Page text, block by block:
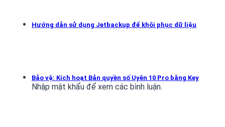
Hướng dẫn sử dụng Jetbackup để khôi phục dữ liệu
Bảo vệ: Kích hoạt Bản quyền số Uyên 10 Pro bằng Key
Nhập mật khẩu để xem các bình luận.